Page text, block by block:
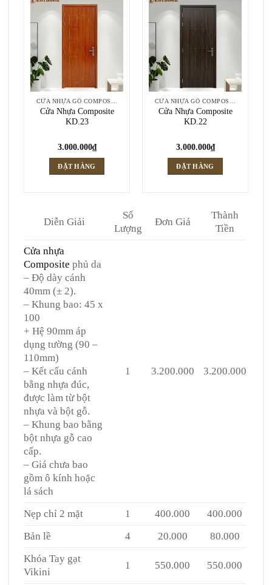
CỬA NHỰA GỖ COMPOSITE
Cửa Nhựa Composite
KD.23
3.000.000₫
ĐẶT HÀNG
CỬA NHỰA GỖ COMPOSITE
Cửa Nhựa Composite
KD.22
3.000.000₫
ĐẶT HÀNG
Diễn Giải
Số
Lượng
Đơn Giá
Thành
Tiền
Cửa nhựa
Composite phủ da
– Độ dày cánh
40mm (± 2).
– Khung bao: 45 x
100
+ Hệ 90mm áp
dụng tường (90 –
110mm)
– Kết cấu cánh
bằng nhựa đúc,
được làm từ bột
nhựa và bột gỗ.
– Khung bao bằng
bột nhựa gỗ cao
cấp.
– Giá chưa bao
gồm ô kính hoặc
lá sách
1 3.200.000 3.200.000
Nẹp chỉ 2 mặt 1 400.000
400.000
Bản lề
4 20.000
80.000
Khóa Tay gạt
Vikini
1 550.000 550.000